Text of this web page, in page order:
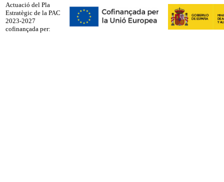
Actuació del Pla
Estratègic de la PAC
2023-2027
cofinançada per: